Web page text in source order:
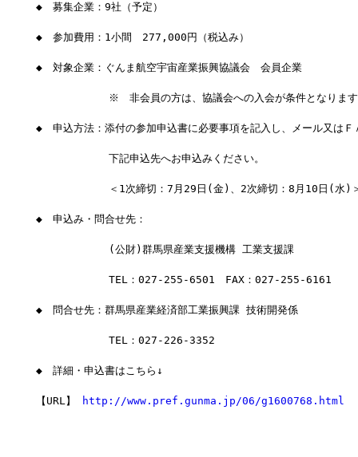
◆　募集企業：9社（予定）
◆　参加費用：1小間　277,000円（税込み）
◆　対象企業：ぐんま航空宇宙産業振興協議会　会員企業
※　非会員の方は、協議会への入会が条件となります
◆　申込方法：添付の参加申込書に必要事項を記入し、メール又はＦ
下記申込先へお申込みください。
＜1次締切：7月29日(金)、2次締切：8月10日(水)
◆　申込み・問合せ先：
(公財)群馬県産業支援機構 工業支援課
TEL：027-255-6501　FAX：027-255-6161
◆　問合せ先：群馬県産業経済部工業振興課 技術開発係
TEL：027-226-3352
◆　詳細・申込書はこちら↓
【URL】 http://www.pref.gunma.jp/06/g1600768.html